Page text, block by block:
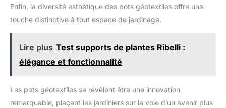
Enfin, la diversité esthétique des pots géotextiles offre une
touche distinctive à tout espace de jardinage.
Lire plus Test supports de plantes Ribelli :
élégance et fonctionnalité
Les pots géotextiles se révèlent être une innovation
remarquable, plaçant les jardiniers sur la voie d’un avenir plus